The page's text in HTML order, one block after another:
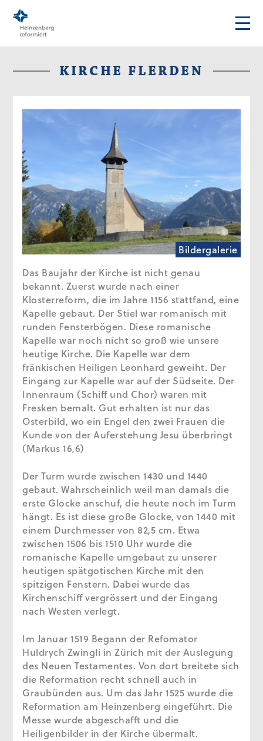
KIRCHE FLERDEN
Bildergalerie
Das Baujahr der Kirche ist nicht genau
bekannt. Zuerst wurde nach einer
Klosterreform, die im Jahre 1156 stattfand, eine
Kapelle gebaut. Der Stiel war romanisch mit
runden Fensterbögen. Diese romanische
Kapelle war noch nicht so groß wie unsere
heutige Kirche. Die Kapelle war dem
fränkischen Heiligen Leonhard geweiht. Der
Eingang zur Kapelle war auf der Südseite. Der
Innenraum (Schiff und Chor) waren mit
Fresken bemalt. Gut erhalten ist nur das
Osterbild, wo ein Engel den zwei Frauen die
Kunde von der Auferstehung Jesu überbringt
(Markus 16,6)
Der Turm wurde zwischen 1430 und 1440
gebaut. Wahrscheinlich weil man damals die
erste Glocke anschuf, die heute noch im Turm
hängt. Es ist diese große Glocke, von 1440 mit
einem Durchmesser von 82,5 cm. Etwa
zwischen 1506 bis 1510 Uhr wurde die
romanische Kapelle umgebaut zu unserer
heutigen spätgotischen Kirche mit den
spitzigen Fenstern. Dabei wurde das
Kirchenschiff vergrössert und der Eingang
nach Westen verlegt.
Im Januar 1519 Begann der Refomator
Huldrych Zwingli in Zürich mit der Auslegung
des Neuen Testamentes. Von dort breitete sich
die Reformation recht schnell auch in
Graubünden aus. Um das Jahr 1525 wurde die
Reformation am Heinzenberg eingeführt. Die
Messe wurde abgeschafft und die
Heiligenbilder in der Kirche übermalt.